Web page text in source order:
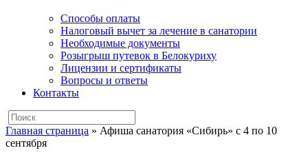
Способы оплаты
Налоговый вычет за лечение в санатории
Необходимые документы
Розыгрыш путевок в Белокуриху
Лицензии и сертификаты
Вопросы и ответы
Контакты
Главная страница » Афиша санатория «Сибирь» с 4 по 10
сентября